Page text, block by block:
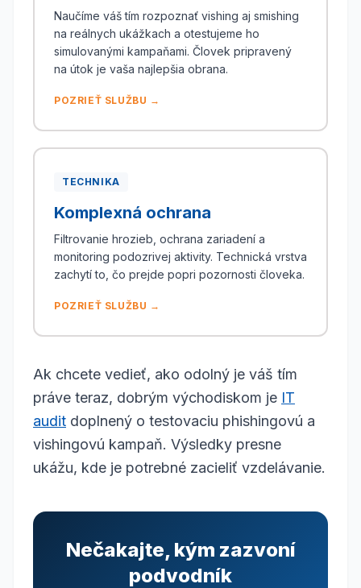
Naučíme váš tím rozpoznať vishing aj smishing
na reálnych ukážkach a otestujeme ho
simulovanými kampaňami. Človek pripravený
na útok je vaša najlepšia obrana.
POZRIEŤ SLUŽBU →
TECHNIKA
Komplexná ochrana
Filtrovanie hrozieb, ochrana zariadení a
monitoring podozrivej aktivity. Technická vrstva
zachytí to, čo prejde popri pozornosti človeka.
POZRIEŤ SLUŽBU →
Ak chcete vedieť, ako odolný je váš tím
práve teraz, dobrým východiskom je IT
audit doplnený o testovaciu phishingovú a
vishingovú kampaň. Výsledky presne
ukážu, kde je potrebné zacieliť vzdelávanie.
Nečakajte, kým zazvoní
podvodník